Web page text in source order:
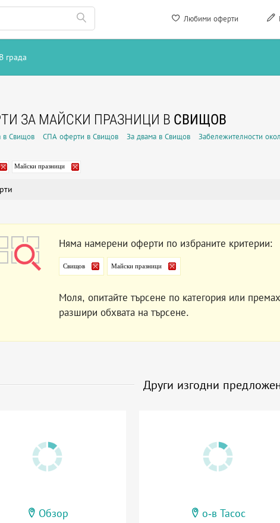
Любими оферти
В града
ЗА МАЙСКИ ПРАЗНИЦИ В СВИЩОВ
в Свищов СПА оферти в Свищов За двама в Свищов Забележителности
Майски празници
Няма намерени оферти по избраните критерии:
Свищов Майски празници
Моля, опитайте търсене по категория или
разшири обхвата на търсене.
Други изгодни
Обзор о-в Тасос